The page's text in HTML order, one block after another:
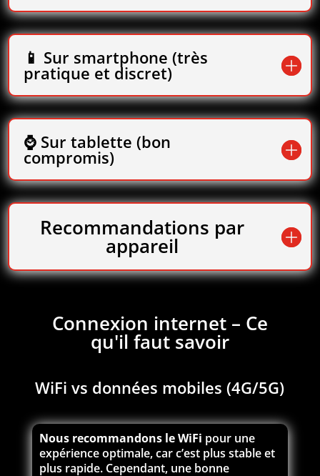
📱 Sur smartphone (très
pratique et discret)
⌚ Sur tablette (bon
compromis)
Recommandations par
appareil
Connexion internet – Ce
qu'il faut savoir
WiFi vs données mobiles (4G/5G)
Nous recommandons le WiFi pour une
expérience optimale, car c’est plus stable et
plus rapide. Cependant, une bonne